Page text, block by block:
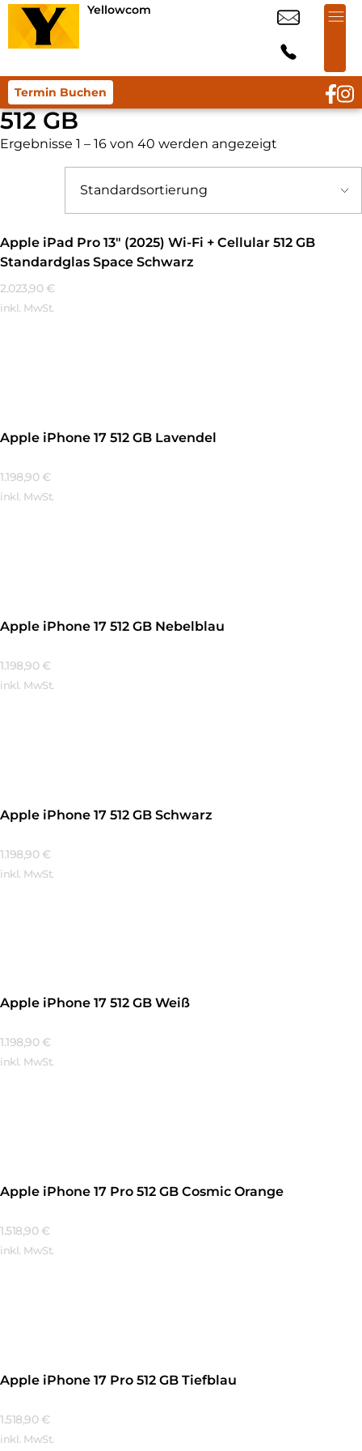
Yellowcom
Termin Buchen
512 GB
Ergebnisse 1 – 16 von 40 werden angezeigt
Apple iPad Pro 13″ (2025) Wi-Fi + Cellular 512 GB
Standardglas Space Schwarz
2.023,90 €
inkl. MwSt.
Apple iPhone 17 512 GB Lavendel
1.198,90 €
inkl. MwSt.
Apple iPhone 17 512 GB Nebelblau
1.198,90 €
inkl. MwSt.
Apple iPhone 17 512 GB Schwarz
1.198,90 €
inkl. MwSt.
Apple iPhone 17 512 GB Weiß
1.198,90 €
inkl. MwSt.
Apple iPhone 17 Pro 512 GB Cosmic Orange
1.518,90 €
inkl. MwSt.
Apple iPhone 17 Pro 512 GB Tiefblau
1.518,90 €
inkl. MwSt.